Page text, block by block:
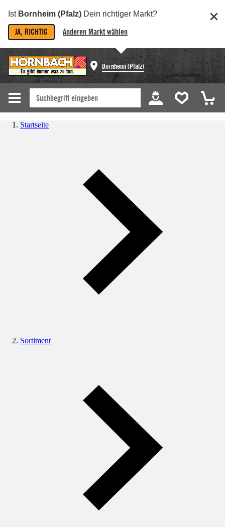
Ist Bornheim (Pfalz) Dein richtiger Markt?
JA, RICHTIG Anderen Markt wählen
Bornheim (Pfalz)
Startseite
Sortiment